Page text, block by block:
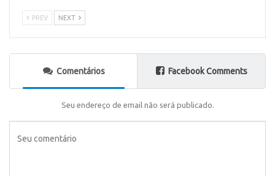
PREV NEXT
Comentários Facebook Comments
Seu endereço de email não será publicado.